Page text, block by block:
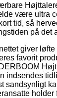
være ultra
tid, så
på det
giver
favorit
indsendes
sandsynligt
holder